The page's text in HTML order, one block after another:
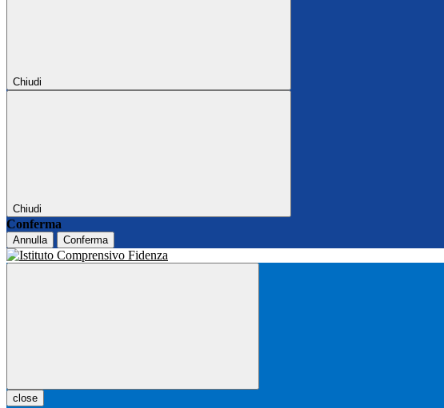
Chiudi
Chiudi
Conferma
Annulla Conferma
close